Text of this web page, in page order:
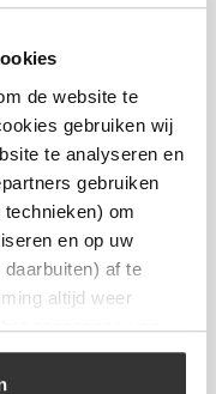
de website te
gebruiken wij
te analyseren en
gebruiken
om
en op uw
af te
altijd weer
aanpassen van
wij u naar ons